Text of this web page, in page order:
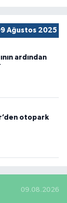
Ağustos 2025
ardından
otopark
09.08.2026